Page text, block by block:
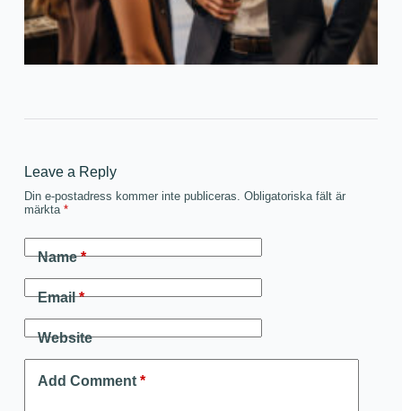
Leave a Reply
Din e-postadress kommer inte publiceras. Obligatoriska fält är
märkta *
Name*
Email*
Website
Add Comment*